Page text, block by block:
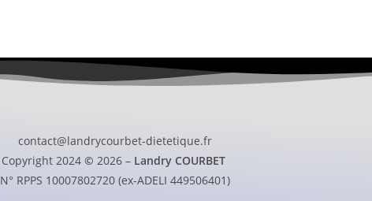
contact@landrycourbet-dietetique.fr
Copyright 2024 © 2026 – Landry COURBET
N° RPPS 10007802720 (ex-ADELI 449506401)